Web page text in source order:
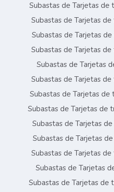
Subastas de Tarjetas
Subastas de Tarjetas
Subastas de Tarjetas
Subastas de Tarjetas
Subastas de Tarjetas
Subastas de Tarjetas
Subastas de Tarjetas
Subastas de Tarjetas de
Subastas de Tarjetas
Subastas de Tarjetas
Subastas de Tarjetas
Subastas de Tarjetas
Subastas de Tarjetas de